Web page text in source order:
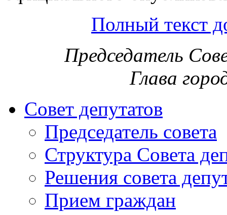
Полный текст
Председатель
Глава
Совет депутатов
Председатель совета
Структура Совета
Решения совета
Прием граждан